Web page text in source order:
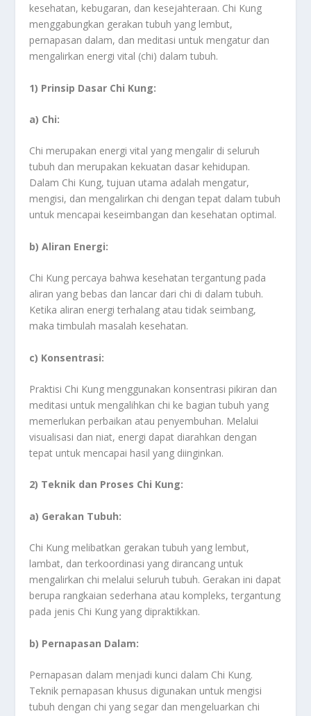
kesehatan, kebugaran, dan kesejahteraan. Chi Kung
menggabungkan gerakan tubuh yang lembut,
pernapasan dalam, dan meditasi untuk mengatur dan
mengalirkan energi vital (chi) dalam tubuh.
1) Prinsip Dasar Chi Kung:
a) Chi:
Chi merupakan energi vital yang mengalir di seluruh
tubuh dan merupakan kekuatan dasar kehidupan.
Dalam Chi Kung, tujuan utama adalah mengatur,
mengisi, dan mengalirkan chi dengan tepat dalam tubuh
untuk mencapai keseimbangan dan kesehatan optimal.
b) Aliran Energi:
Chi Kung percaya bahwa kesehatan tergantung pada
aliran yang bebas dan lancar dari chi di dalam tubuh.
Ketika aliran energi terhalang atau tidak seimbang,
maka timbulah masalah kesehatan.
c) Konsentrasi:
Praktisi Chi Kung menggunakan konsentrasi pikiran dan
meditasi untuk mengalihkan chi ke bagian tubuh yang
memerlukan perbaikan atau penyembuhan. Melalui
visualisasi dan niat, energi dapat diarahkan dengan
tepat untuk mencapai hasil yang diinginkan.
2) Teknik dan Proses Chi Kung:
a) Gerakan Tubuh:
Chi Kung melibatkan gerakan tubuh yang lembut,
lambat, dan terkoordinasi yang dirancang untuk
mengalirkan chi melalui seluruh tubuh. Gerakan ini dapat
berupa rangkaian sederhana atau kompleks, tergantung
pada jenis Chi Kung yang dipraktikkan.
b) Pernapasan Dalam:
Pernapasan dalam menjadi kunci dalam Chi Kung.
Teknik pernapasan khusus digunakan untuk mengisi
tubuh dengan chi yang segar dan mengeluarkan chi